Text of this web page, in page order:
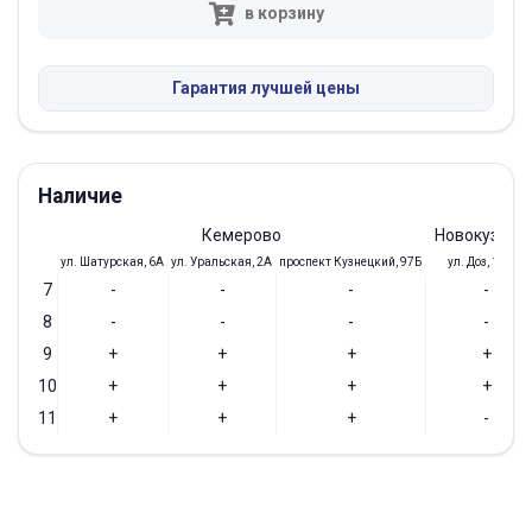
в корзину
Гарантия лучшей цены
Наличие
Кемерово
ул. Шатурская, 6А ул. Уральская, 2А проспект Кузнецкий, 97Б ул. Доз, 19/28
7 - - -
-
8
- - -
-
9
+ + +
+
10
+ + +
+
11
+ + + -